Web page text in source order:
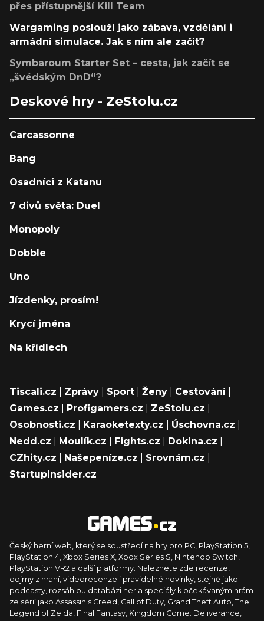
přes přístupnější Kill Team
Wargaming poslouží jako zábava, vzdělání i
armádní simulace. Jak s ním ale začít?
Symbaroum Starter Set – cesta, jak začít se
„švédským DnD“?
Deskové hry - ZeStolu.cz
Carcassonne
Bang
Osadníci z Katanu
7 divů světa: Duel
Monopoly
Dobble
Uno
Jízdenky, prosím!
Krycí jména
Na křídlech
Tiscali.cz Zprávy Sport Ženy Cestování|
Games.cz
Profigamers.cz ZeStolu.cz
Osobnosti.cz
Karaoketexty.cz Úschovna.cz
Nedd.cz
Moulík.cz Fights.cz Dokina.cz
CZhity.cz
Našepeníze.cz Srovnám.cz
StartupInsider.cz
Český herní web, který se soustředí na hry pro PC, PlayStation 5,
PlayStation 4, Xbox Series X, Xbox Series S, Nintendo Switch,
PlayStation VR2 a další platformy. Naleznete zde recenze,
dojmy z hraní, videorecenze i pravidelné novinky, stejně jako
podcasty, rozsáhlou databázi her a speciály k očekávaným hrám
ze sérií jako Assassin's Creed, Call of Duty, Grand Theft Auto, The
Legend of Zelda, Final Fantasy, Kingdom Come: Deliverance,